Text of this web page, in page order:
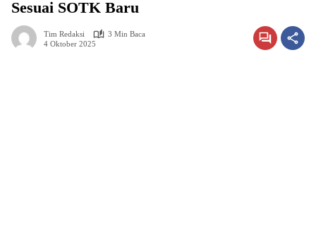
Sesuai SOTK Baru
Tim Redaksi
3 Min Baca
4 Oktober 2025